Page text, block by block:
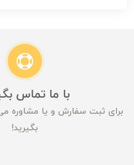
با ما تماس
برای ثبت سفارش و یا مشاوره
بگیرید!